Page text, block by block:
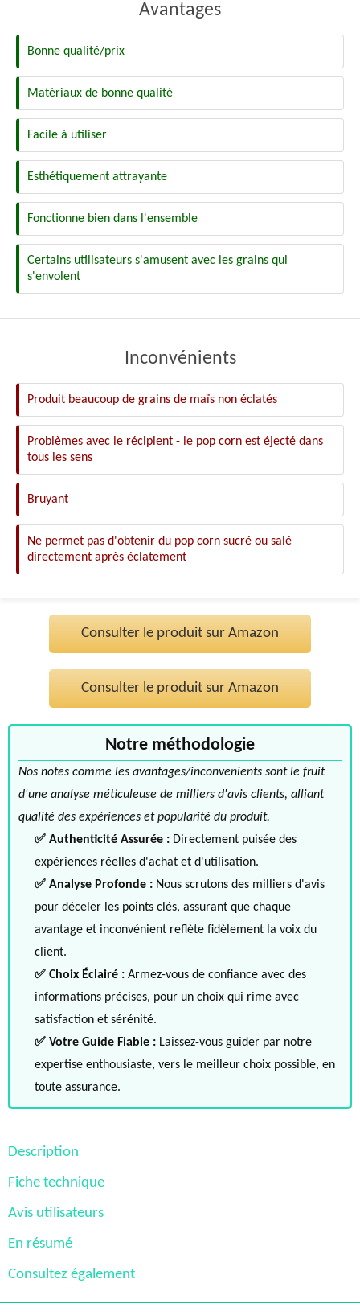
Avantages
Bonne qualité/prix
Matériaux de bonne qualité
Facile à utiliser
Esthétiquement attrayante
Fonctionne bien dans l'ensemble
Certains utilisateurs s'amusent avec les grains qui
s'envolent
Inconvénients
Produit beaucoup de grains de maïs non éclatés
Problèmes avec le récipient - le pop corn est éjecté dans
tous les sens
Bruyant
Ne permet pas d'obtenir du pop corn sucré ou salé
directement après éclatement
Consulter le produit sur Amazon
Consulter le produit sur Amazon
Notre méthodologie
Nos notes comme les avantages/inconvenients sont le fruit
d'une analyse méticuleuse de milliers d'avis clients, alliant
qualité des expériences et popularité du produit.
✅ Authenticité Assurée : Directement puisée des
expériences réelles d'achat et d'utilisation.
✅ Analyse Profonde : Nous scrutons des milliers d'avis
pour déceler les points clés, assurant que chaque
avantage et inconvénient reflète fidèlement la voix du
client.
✅ Choix Éclairé : Armez-vous de confiance avec des
informations précises, pour un choix qui rime avec
satisfaction et sérénité.
✅ Votre Guide Fiable : Laissez-vous guider par notre
expertise enthousiaste, vers le meilleur choix possible, en
toute assurance.
Description
Fiche technique
Avis utilisateurs
En résumé
Consultez également